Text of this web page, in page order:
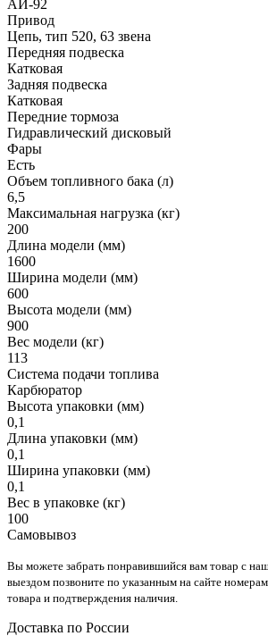
АИ-92
Привод
Цепь, тип 520, 63 звена
Передняя подвеска
Катковая
Задняя подвеска
Катковая
Передние тормоза
Гидравлический дисковый
Фары
Есть
Объем топливного бака (л)
6,5
Максимальная нагрузка (кг)
200
Длина модели (мм)
1600
Ширина модели (мм)
600
Высота модели (мм)
900
Вес модели (кг)
113
Система подачи топлива
Карбюратор
Высота упаковки (мм)
0,1
Длина упаковки (мм)
0,1
Ширина упаковки (мм)
0,1
Вес в упаковке (кг)
100
Самовывоз
Вы можете забрать понравившийся вам товар с
выездом позвоните по указанным на сайте
товара и подтверждения наличия.
Доставка по России